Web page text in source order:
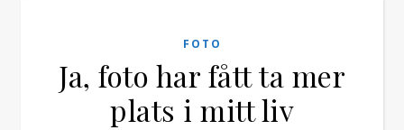
FOTO
Ja, foto har fått ta mer
plats i mitt liv